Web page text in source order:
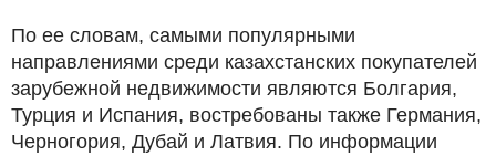
По ее словам, самыми популярными
направлениями среди казахстанских покупателей
зарубежной недвижимости являются Болгария,
Турция и Испания, востребованы также Германия,
Черногория, Дубай и Латвия. По информации